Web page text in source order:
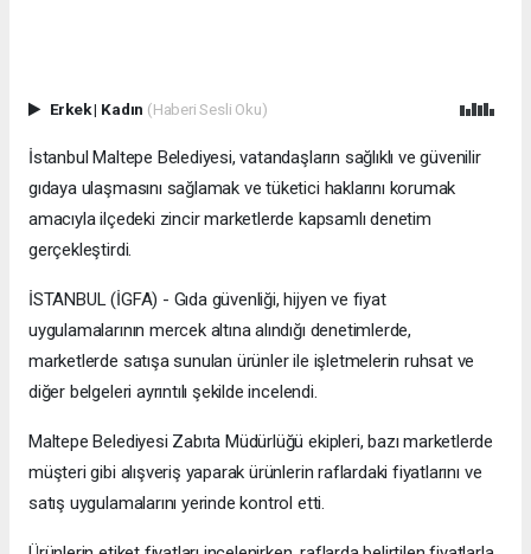
Erkek| Kadın (Haberi Sesli Oku)
İstanbul Maltepe Belediyesi, vatandaşların sağlıklı ve güvenilir
gıdaya ulaşmasını sağlamak ve tüketici haklarını korumak
amacıyla ilçedeki zincir marketlerde kapsamlı denetim
gerçekleştirdi.
İSTANBUL (İGFA) - Gıda güvenliği, hijyen ve fiyat
uygulamalarının mercek altına alındığı denetimlerde,
marketlerde satışa sunulan ürünler ile işletmelerin ruhsat ve
diğer belgeleri ayrıntılı şekilde incelendi.
Maltepe Belediyesi Zabıta Müdürlüğü ekipleri, bazı marketlerde
müşteri gibi alışveriş yaparak ürünlerin raflardaki fiyatlarını ve
satış uygulamalarını yerinde kontrol etti.